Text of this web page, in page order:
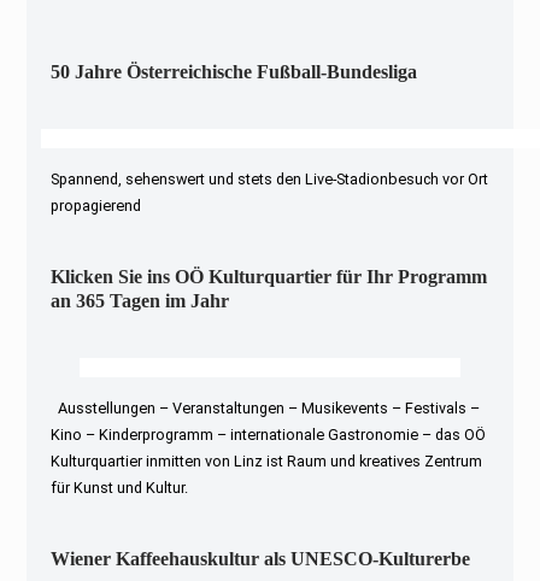
50 Jahre Österreichische Fußball-Bundesliga
Spannend, sehenswert und stets den Live-Stadionbesuch vor Ort
propagierend
Klicken Sie ins OÖ Kulturquartier für Ihr Programm
an 365 Tagen im Jahr
Ausstellungen – Veranstaltungen – Musikevents – Festivals –
Kino – Kinderprogramm – internationale Gastronomie – das OÖ
Kulturquartier inmitten von Linz ist Raum und kreatives Zentrum
für Kunst und Kultur.
Wiener Kaffeehauskultur als UNESCO-Kulturerbe